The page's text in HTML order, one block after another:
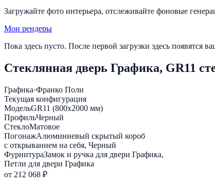
Загружайте фото интерьера, отслеживайте фоновые
Мои рендеры
Пока здесь пусто. После первой загрузки здесь появятся
Стеклянная дверь Графика, GR11
Графика·Франко Поли
Текущая конфигурация
МодельGR11 (800х2000 мм)
ПрофильЧерный
СтеклоМатовое
ПогонажАлюминиевый скрытый короб
с открыванием на себя, Черный
ФурнитураЗамок и ручка для двери Графика,
Петли для двери Графика
от 212 068 ₽